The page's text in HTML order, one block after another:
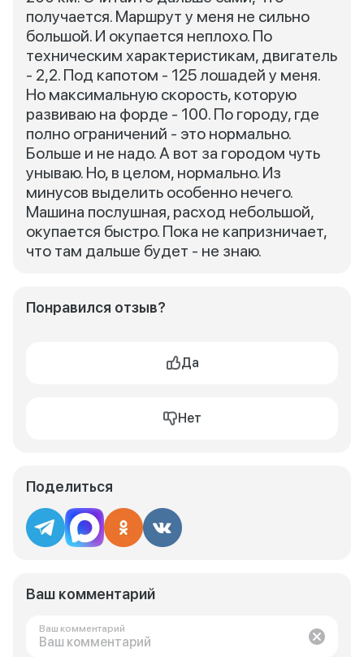
получается. Маршрут у меня не сильно
большой. И окупается неплохо. По
техническим характеристикам, двигатель
- 2,2. Под капотом - 125 лошадей у меня.
Но максимальную скорость, которую
развиваю на форде - 100. По городу, где
полно ограничений - это нормально.
Больше и не надо. А вот за городом чуть
унываю. Но, в целом, нормально. Из
минусов выделить особенно нечего.
Машина послушная, расход небольшой,
окупается быстро. Пока не капризничает,
что там дальше будет - не знаю.
Понравился отзыв?
Да
Нет
Поделиться
Ваш комментарий
Ваш комментарий